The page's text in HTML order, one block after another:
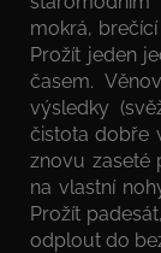
mokrá,
Prožít jeden
časem.
výsledky
čistota dobře
znovu zaseté
na vlastní
Prožít
odplout do